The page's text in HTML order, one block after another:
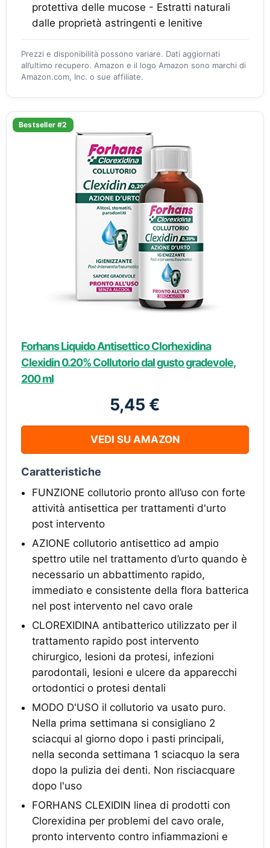
protettiva delle mucose - Estratti naturali
dalle proprietà astringenti e lenitive
Prezzi e disponibilità possono variare. Dati aggiornati
all’ultimo recupero. Amazon e il logo Amazon sono marchi di
Amazon.com, Inc. o sue affiliate.
Bestseller #2
Forhans Liquido Antisettico Clorhexidina
Clexidin 0.20% Collutorio dal gusto gradevole,
200 ml
5,45 €
VEDI SU AMAZON
Caratteristiche
FUNZIONE collutorio pronto all’uso con forte
attività antisettica per trattamenti d'urto
post intervento
AZIONE collutorio antisettico ad ampio
spettro utile nel trattamento d’urto quando è
necessario un abbattimento rapido,
immediato e consistente della flora batterica
nel post intervento nel cavo orale
CLOREXIDINA antibatterico utilizzato per il
trattamento rapido post intervento
chirurgico, lesioni da protesi, infezioni
parodontali, lesioni e ulcere da apparecchi
ortodontici o protesi dentali
MODO D'USO il collutorio va usato puro.
Nella prima settimana si consigliano 2
sciacqui al giorno dopo i pasti principali,
nella seconda settimana 1 sciacquo la sera
dopo la pulizia dei denti. Non risciacquare
dopo l'uso
FORHANS CLEXIDIN linea di prodotti con
Clorexidina per problemi del cavo orale,
pronto intervento contro infiammazioni e